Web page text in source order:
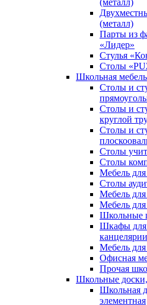
(металл)
(металл)
Парты из
«Лидер»
Стулья
Столы
Школьная
Столы и
Столы и
круглой
Столы и
Столы
Столы
Мебель
Столы
Мебель
Мебель
Школьные
Шкафы для
канцелярии
Мебель для
Офисная
Прочая
Школьные
Школьная
элементная